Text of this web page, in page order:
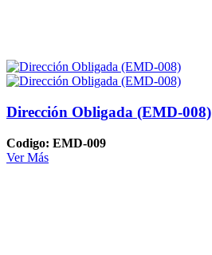
Dirección Obligada (EMD-008)
Codigo: EMD-009
Ver Más